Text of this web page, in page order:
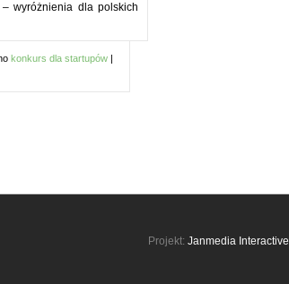
wyróżnienia dla polskich
konkurs dla startupów |
Projekt: Janmedia Interactive